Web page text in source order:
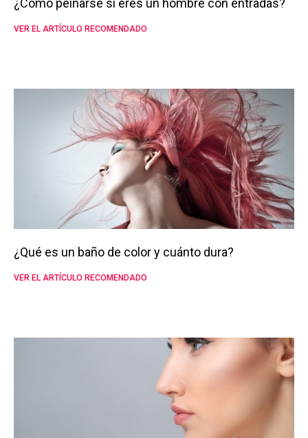
¿Cómo peinarse si eres un hombre con entradas?
VER EL ARTÍCULO RECOMENDADO
¿Qué es un baño de color y cuánto dura?
VER EL ARTÍCULO RECOMENDADO